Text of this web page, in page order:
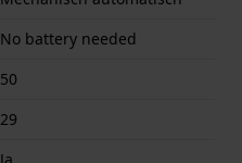
No battery needed
50
29